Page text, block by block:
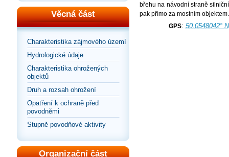
Věcná část
Charakteristika zájmového území
Hydrologické údaje
Charakteristika ohrožených
objektů
Druh a rozsah ohrožení
Opatření k ochraně před
povodněmi
Stupně povodňové aktivity
Organizační část
břehu na návodní straně
pak přímo za mostním objektem.
GPS: 50.0548042°